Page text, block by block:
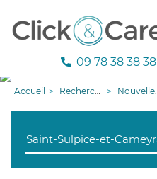
09 78 38 38 38
Accueil Recherche aide à domicile Nouvelle-Aquitaine